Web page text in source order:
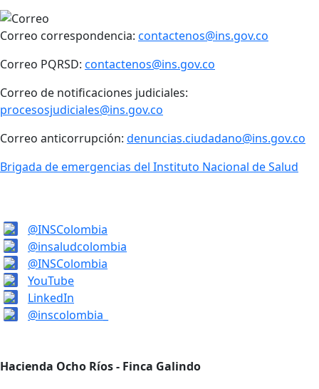
Correo correspondencia: contactenos@ins.gov.co
Correo PQRSD: contactenos@ins.gov.co
Correo de notificaciones judiciales:
procesosjudiciales@ins.gov.co
Correo anticorrupción: denuncias.ciudadano@ins.gov.co
Brigada de emergencias del Instituto Nacional de Salud
@INSColombia
@insaludcolombia
@INSColombia
YouTube
LinkedIn
@inscolombia_
Hacienda Ocho Ríos - Finca Galindo